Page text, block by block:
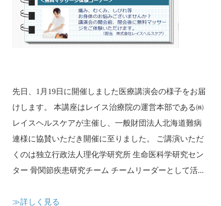
先日、1月19日に開催しました医療講演会の様子をお届
けします。 本講座はレイス治療院の運営本部である㈱
レイスヘルスケアが主催し、一般財団法人北海道難病
連様に協賛いただき開催に至りました。 ご講演いただ
くのは独立行政法人理化学研究所 生命医科学研究セン
ター 骨関節疾患研究チーム チームリーダーとして活...
≫詳しく見る